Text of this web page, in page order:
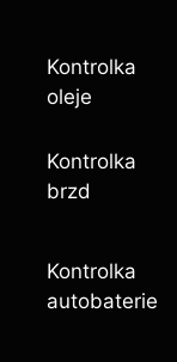
Kontrolka
oleje
Kontrolka
brzd
Kontrolka
autobaterie